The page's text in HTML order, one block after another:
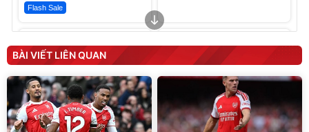
Flash Sale
tức thì Vaseline Body
190.000đ
138.330đ
Discount
D2-001 - Thông Minh
3.000.000
2.200.000đ
Unmute
BÀI VIẾT LIÊN QUAN